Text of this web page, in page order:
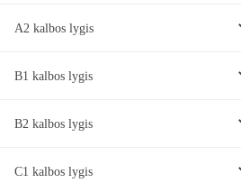
A2 kalbos lygis
B1 kalbos lygis
B2 kalbos lygis
C1 kalbos lygis